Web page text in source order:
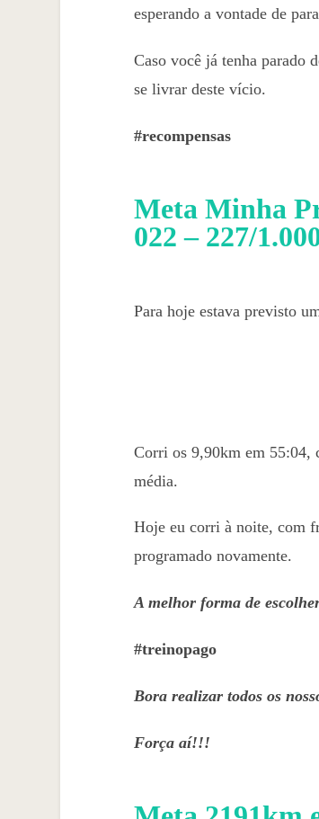
esperando a vontade de
Caso você já tenha parado
se livrar deste vício.
#recompensas
Meta Minha
022 – 227/
Para hoje estava previsto
Corri os 9,90km em 55:04,
média.
Hoje eu corri à noite, com
programado novamente.
A melhor forma de
#treinopago
Bora realizar todos os
Força aí!!!